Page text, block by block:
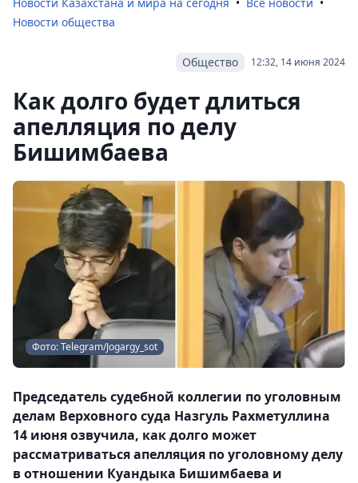
Новости общества
12:32, 14 июня 2024
Общество
Как долго будет длиться
апелляция по делу
Бишимбаева
Фото: Telegram/Jogargy_sot
Председатель судебной коллегии по уголовным
делам Верховного суда Назгуль Рахметуллина
14 июня озвучила, как долго может
рассматриваться апелляция по уголовному делу
в отношении Куандыка Бишимбаева и